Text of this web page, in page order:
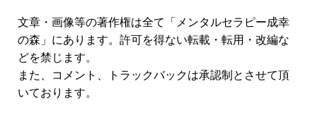
文章・画像等の著作権は全て「メンタルセラピー成幸
の森」にあります。許可を得ない転載・転用・改編な
どを禁じます。
また、コメント、トラックバックは承認制とさせて頂
いております。